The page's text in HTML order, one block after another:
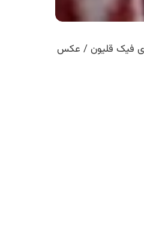
فیک قلیون / عکس